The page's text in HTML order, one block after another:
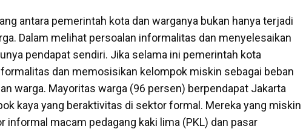
antara pemerintah kota dan warganya bukan hanya terjadi
Dalam melihat persoalan informalitas dan menyelesaikan
pendapat sendiri. Jika selama ini pemerintah kota
dan memosisikan kelompok miskin sebagai beban
warga. Mayoritas warga (96 persen) berpendapat Jakarta
kaya yang beraktivitas di sektor formal. Mereka yang miskin
informal macam pedagang kaki lima (PKL) dan pasar